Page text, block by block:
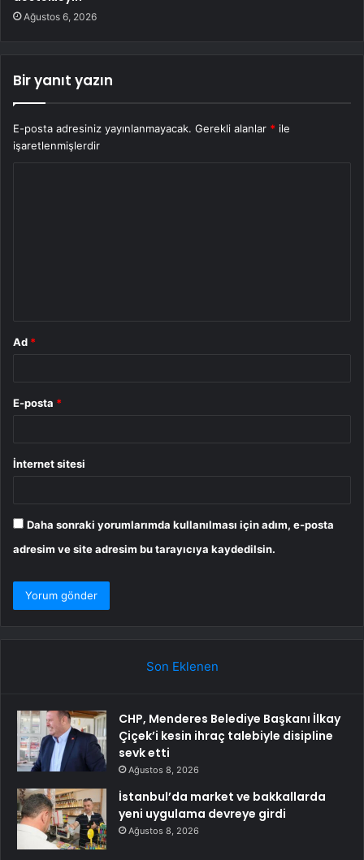
Ağustos 6, 2026
Bir yanıt yazın
E-posta adresiniz yayınlanmayacak. Gerekli alanlar * ile
işaretlenmişlerdir
Ad *
E-posta *
İnternet sitesi
Daha sonraki yorumlarımda kullanılması için adım, e-posta
adresim ve site adresim bu tarayıcıya kaydedilsin.
Son Eklenen
CHP, Menderes Belediye Başkanı İlkay
Çiçek’i kesin ihraç talebiyle disipline
sevk etti
Ağustos 8, 2026
İstanbul’da market ve bakkallarda
yeni uygulama devreye girdi
Ağustos 8, 2026